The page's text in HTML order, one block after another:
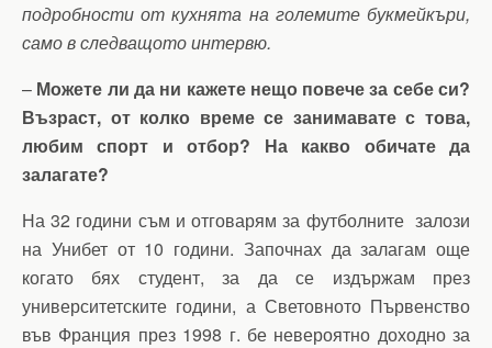
подробности от кухнята на големите букмейкъри,
само в следващото интервю.
– Можете ли да ни кажете нещо повече за себе си?
Възраст, от колко време се занимавате с това,
любим спорт и отбор? На какво обичате да
залагате?
На 32 години съм и отговарям за футболните залози
на Унибет от 10 години. Започнах да залагам още
когато бях студент, за да се издържам през
университетските години, а Световното Първенство
във Франция през 1998 г. бе невероятно доходно за